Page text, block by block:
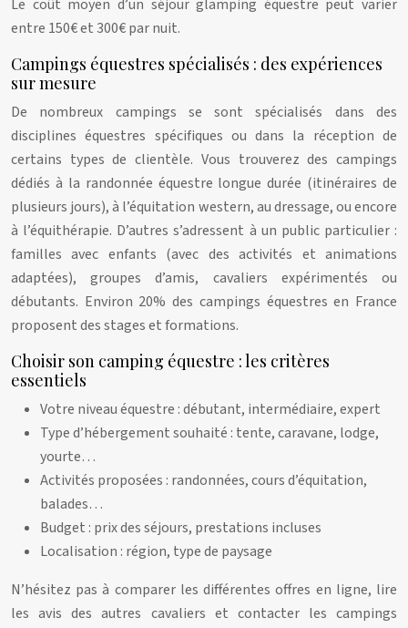
Le coût moyen d’un séjour glamping équestre peut varier
entre 150€ et 300€ par nuit.
Campings équestres spécialisés : des expériences
sur mesure
De nombreux campings se sont spécialisés dans des
disciplines équestres spécifiques ou dans la réception de
certains types de clientèle. Vous trouverez des campings
dédiés à la randonnée équestre longue durée (itinéraires de
plusieurs jours), à l’équitation western, au dressage, ou encore
à l’équithérapie. D’autres s’adressent à un public particulier :
familles avec enfants (avec des activités et animations
adaptées), groupes d’amis, cavaliers expérimentés ou
débutants. Environ 20% des campings équestres en France
proposent des stages et formations.
Choisir son camping équestre : les critères
essentiels
Votre niveau équestre : débutant, intermédiaire, expert
Type d’hébergement souhaité : tente, caravane, lodge,
yourte…
Activités proposées : randonnées, cours d’équitation,
balades…
Budget : prix des séjours, prestations incluses
Localisation : région, type de paysage
N’hésitez pas à comparer les différentes offres en ligne, lire
les avis des autres cavaliers et contacter les campings